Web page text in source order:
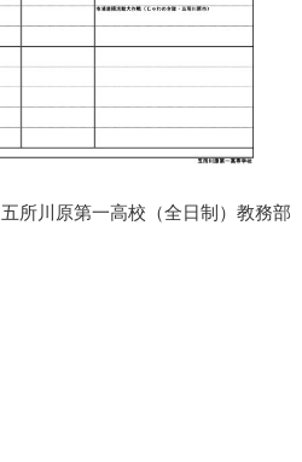
五所川原第一高校（全日制）教務部